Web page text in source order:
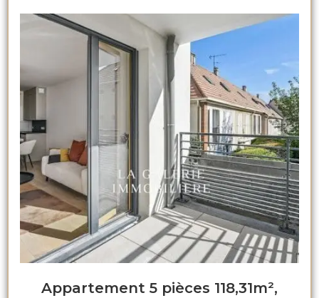
Appartement 5 pièces 118,31m²,